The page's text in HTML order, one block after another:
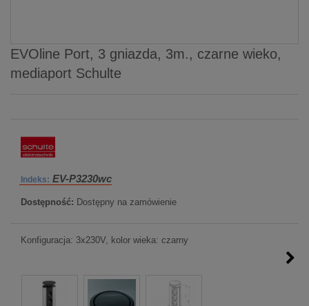
EVOline Port, 3 gniazda, 3m., czarne wieko,
mediaport Schulte
Indeks: EV-P3230wc
Dostępność: Dostępny na zamówienie
Konfiguracja: 3x230V, kolor wieka: czarny